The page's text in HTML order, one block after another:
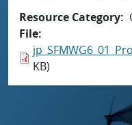
Resource Category
File
KB)